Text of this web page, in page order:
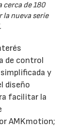
cerca de 180
la nueva serie
de control
y
diseño
facilitar la
AMKmotion;